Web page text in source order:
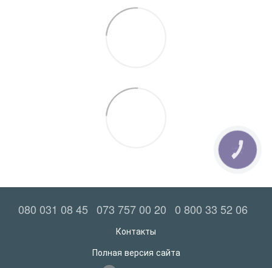
080 031 08 45 073 757 00 20 0 800 33 52 06
Контакты
Полная версия сайта
КНОПКА
ЗВ'ЯЗКУ